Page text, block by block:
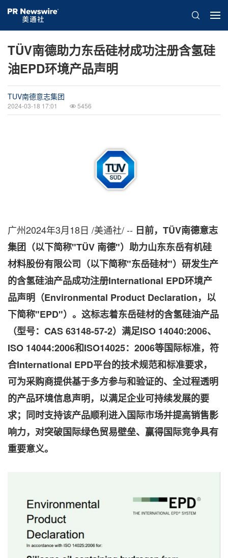
TÜV南德助力东岳硅材成功注册含氢硅
油EPD环境产品声明
TUV南德意志集团
2024-03-18 17:01 5456
广州2024年3月18日 /美通社/ -- 日前，TÜV南德意志
集团（以下简称"TÜV 南德"）助力山东东岳有机硅
材料股份有限公司（以下简称"东岳硅材"）研发生产
的含氢硅油产品成功注册International EPD环境产
品声明（Environmental Product Declaration，以
下简称"EPD"）。这标志着东岳硅材的含氢硅油产品
（型号：CAS 63148-57-2）满足ISO 14040:2006、
ISO 14044:2006和ISO14025：2006等国际标准，符
合International EPD平台的技术规范和标准要求，
可为采购商提供基于多方参与和验证的、全过程透明
的产品环境信息声明，以满足企业可持续发展的要
求；同时支持该产品顺利进入国际市场并提高销售影
响力，对突破国际绿色贸易壁垒、赢得国际竞争具有
重要意义。